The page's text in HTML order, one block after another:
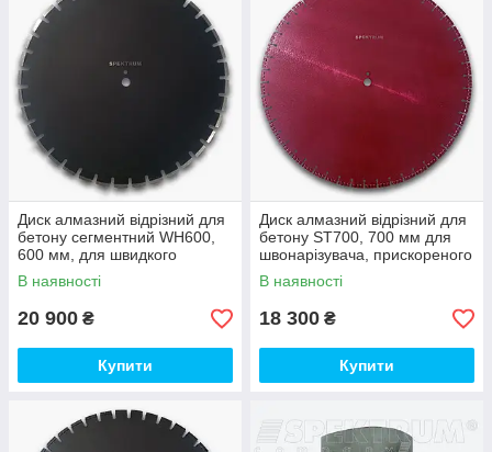
Диск алмазний відрізний для
бетону сегментний WH600,
600 мм, для швидкого
різання
В наявності
20 900 ₴
Купити
Диск алмазний відрізний для
бетону ST700, 700 мм для
швонарізувача, прискореного
різання
В наявності
18 300 ₴
Купити